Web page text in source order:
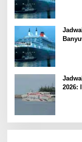
2026: